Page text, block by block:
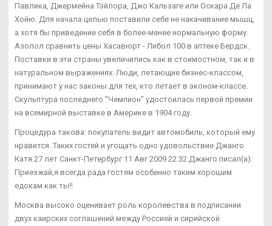
Павлика, Джермейна Тэйлора, Джо Кальзаге или Оскара Де Ла
Хойю. Для начала целью поставили себе не накачивание мышц,
а хотя бы приведение себя в более-менее нормальную форму.
Азолол сравнить цены Хасавюрт - Либол 100 в аптеке Бердск.
Поставки в эти страны увеличились как в стоимостном, так и в
натуральном выражениях. Люди, летающие бизнес-классом,
принимают у нас законы для тех, кто летает в эконом-классе.
Скульптура последнего "Чемпион" удостоилась первой премии
на всемирной выставке в Америке в 1904 году.
Процедура такова: покупатель видит автомобиль, который ему
нравится. Таких гостей и угощать одно удовольствие Джанго
Катя 27 лет Санкт-Петербург 11 Авг 2009 22:32 Джанго писал(а):
Приезжай,я всегда рада гостям особенно таким хорошим
едокам как ты!!
Москва высоко оценивает роль королевства в подписании
двух каирских соглашений между Россией и сирийской